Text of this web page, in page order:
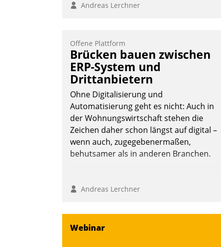
Andreas Lerchner
Offene Plattform
Brücken bauen zwischen
ERP-System und
Drittanbietern
Ohne Digitalisierung und
Automatisierung geht es nicht: Auch in
der Wohnungswirtschaft stehen die
Zeichen daher schon längst auf digital –
wenn auch, zugegebenermaßen,
behutsamer als in anderen Branchen.
Andreas Lerchner
Webinar